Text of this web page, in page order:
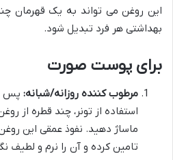
این روغن می تواند به یک قهرمان
بهداشتی هر فرد تبدیل شود.
برای پوست صورت
مرطوب کننده روزانه/شبانه: پس
استفاده از تونر، چند قطره از
ماساژ دهید. نفوذ عمقی این
تامین کرده و آن را نرم و لطیف